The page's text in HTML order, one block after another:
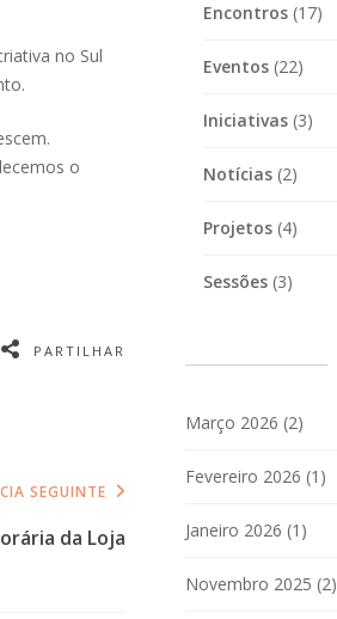
no Sul
o
PARTILHAR
SEGUINTE
da Loja
Encontros (17)
Eventos (22)
Iniciativas (3)
Notícias (2)
Projetos (4)
Sessões (3)
Março 2026 (2)
Fevereiro 2026 (1)
Janeiro 2026 (1)
Novembro 2025 (2)